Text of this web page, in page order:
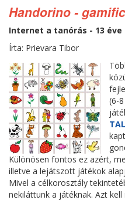
Handorino -
Internet a tanórás - 13 éve
Írta: Prievara Tibor
(6-
Különösen fontos ez azért,
illetve a lejátszott játékok
Mivel a célkorosztály
nekiláttunk a játéknak. Azt